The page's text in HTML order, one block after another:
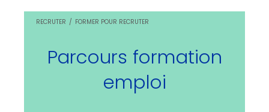
RECRUTER FORMER POUR RECRUTER
Parcours formation
emploi